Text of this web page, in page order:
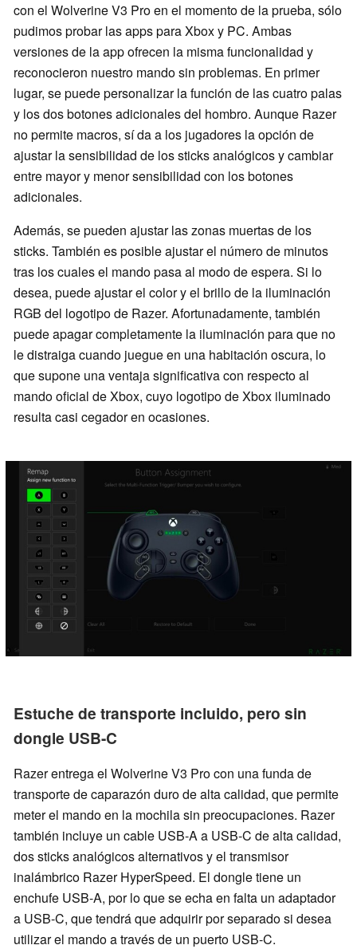
con el Wolverine V3 Pro en el momento de la prueba, sólo
pudimos probar las apps para Xbox y PC. Ambas
versiones de la app ofrecen la misma funcionalidad y
reconocieron nuestro mando sin problemas. En primer
lugar, se puede personalizar la función de las cuatro palas
y los dos botones adicionales del hombro. Aunque Razer
no permite macros, sí da a los jugadores la opción de
ajustar la sensibilidad de los sticks analógicos y cambiar
entre mayor y menor sensibilidad con los botones
adicionales.
Además, se pueden ajustar las zonas muertas de los
sticks. También es posible ajustar el número de minutos
tras los cuales el mando pasa al modo de espera. Si lo
desea, puede ajustar el color y el brillo de la iluminación
RGB del logotipo de Razer. Afortunadamente, también
puede apagar completamente la iluminación para que no
le distraiga cuando juegue en una habitación oscura, lo
que supone una ventaja significativa con respecto al
mando oficial de Xbox, cuyo logotipo de Xbox iluminado
resulta casi cegador en ocasiones.
Estuche de transporte incluido, pero sin
dongle USB-C
Razer entrega el Wolverine V3 Pro con una funda de
transporte de caparazón duro de alta calidad, que permite
meter el mando en la mochila sin preocupaciones. Razer
también incluye un cable USB-A a USB-C de alta calidad,
dos sticks analógicos alternativos y el transmisor
inalámbrico Razer HyperSpeed. El dongle tiene un
enchufe USB-A, por lo que se echa en falta un adaptador
a USB-C, que tendrá que adquirir por separado si desea
utilizar el mando a través de un puerto USB-C.